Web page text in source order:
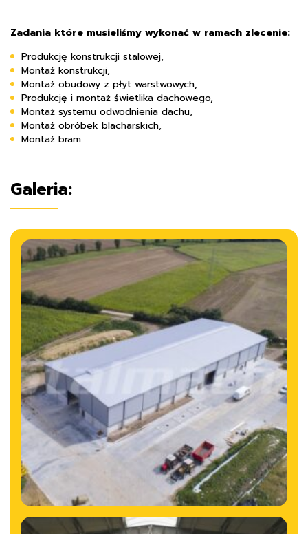
Zadania które musieliśmy wykonać w ramach zlecenie:
Produkcję konstrukcji stalowej,
Montaż konstrukcji,
Montaż obudowy z płyt warstwowych,
Produkcję i montaż świetlika dachowego,
Montaż systemu odwodnienia dachu,
Montaż obróbek blacharskich,
Montaż bram.
Galeria: